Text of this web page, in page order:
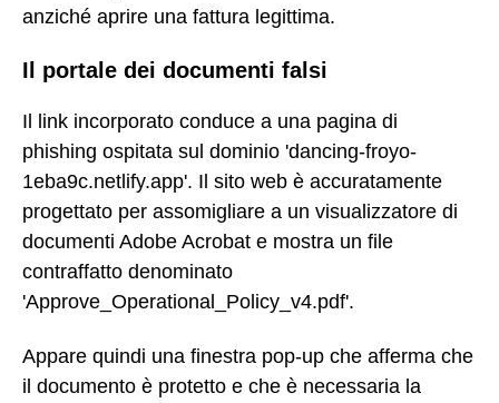
anziché aprire una fattura legittima.
Il portale dei documenti falsi
Il link incorporato conduce a una pagina di
phishing ospitata sul dominio 'dancing-froyo-
1eba9c.netlify.app'. Il sito web è accuratamente
progettato per assomigliare a un visualizzatore di
documenti Adobe Acrobat e mostra un file
contraffatto denominato
'Approve_Operational_Policy_v4.pdf'.
Appare quindi una finestra pop-up che afferma che
il documento è protetto e che è necessaria la